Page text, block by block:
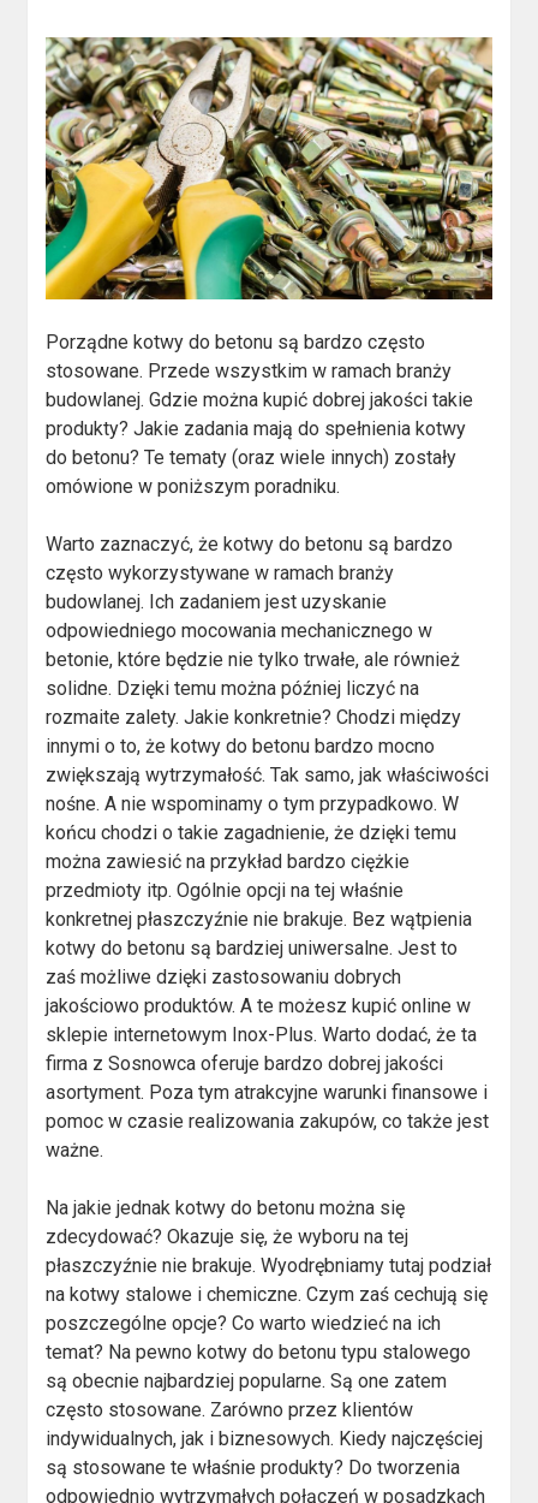
Porządne kotwy do betonu są bardzo często
stosowane. Przede wszystkim w ramach branży
budowlanej. Gdzie można kupić dobrej jakości takie
produkty? Jakie zadania mają do spełnienia kotwy
do betonu? Te tematy (oraz wiele innych) zostały
omówione w poniższym poradniku.
Warto zaznaczyć, że kotwy do betonu są bardzo
często wykorzystywane w ramach branży
budowlanej. Ich zadaniem jest uzyskanie
odpowiedniego mocowania mechanicznego w
betonie, które będzie nie tylko trwałe, ale również
solidne. Dzięki temu można później liczyć na
rozmaite zalety. Jakie konkretnie? Chodzi między
innymi o to, że kotwy do betonu bardzo mocno
zwiększają wytrzymałość. Tak samo, jak właściwości
nośne. A nie wspominamy o tym przypadkowo. W
końcu chodzi o takie zagadnienie, że dzięki temu
można zawiesić na przykład bardzo ciężkie
przedmioty itp. Ogólnie opcji na tej właśnie
konkretnej płaszczyźnie nie brakuje. Bez wątpienia
kotwy do betonu są bardziej uniwersalne. Jest to
zaś możliwe dzięki zastosowaniu dobrych
jakościowo produktów. A te możesz kupić online w
sklepie internetowym Inox-Plus. Warto dodać, że ta
firma z Sosnowca oferuje bardzo dobrej jakości
asortyment. Poza tym atrakcyjne warunki finansowe i
pomoc w czasie realizowania zakupów, co także jest
ważne.
Na jakie jednak kotwy do betonu można się
zdecydować? Okazuje się, że wyboru na tej
płaszczyźnie nie brakuje. Wyodrębniamy tutaj podział
na kotwy stalowe i chemiczne. Czym zaś cechują się
poszczególne opcje? Co warto wiedzieć na ich
temat? Na pewno kotwy do betonu typu stalowego
są obecnie najbardziej popularne. Są one zatem
często stosowane. Zarówno przez klientów
indywidualnych, jak i biznesowych. Kiedy najczęściej
są stosowane te właśnie produkty? Do tworzenia
odpowiednio wytrzymałych połączeń w posadzkach